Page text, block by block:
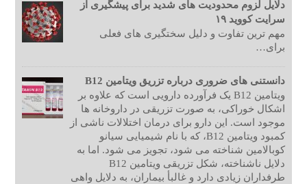
دلایل لزوم محدودیت های شدید برای پیشگیری از
سرایت کووید ۱۹
مهم ترین تفاوت و دلیل سختگیری های فعلی
برای…
دانستنی های ضروری درباره تزریق ویتامین B12
ویتامین B12 یک فرآورده دارویی است که علاوه بر
اشکال خوراکی، به صورت تزریقی در داروخانه ها
موجود است. این دارو برای درمان اختلالات ناشی از
کمبود ویتامین B12، که با نام شیمیایی سیانو
کوبالامین شناخته می شود، تجویز می شود. اما به
دلایل ناشناخته، شکل تزریقی ویتامین B12
طرفداران زیادی دارد و غالبأ بیماران، به دلایل واهی